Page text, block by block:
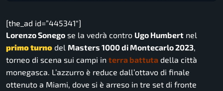
[the_ad id=”445341″]
Lorenzo Sonego se la vedrà contro Ugo Humbert nel
primo turno del Masters 1000 di Montecarlo 2023
torneo di scena sui campi in terra battuta della città
monegasca. L’azzurro è reduce dall’ottavo di finale
ottenuto a Miami, dove si è arreso in tre set di fronte